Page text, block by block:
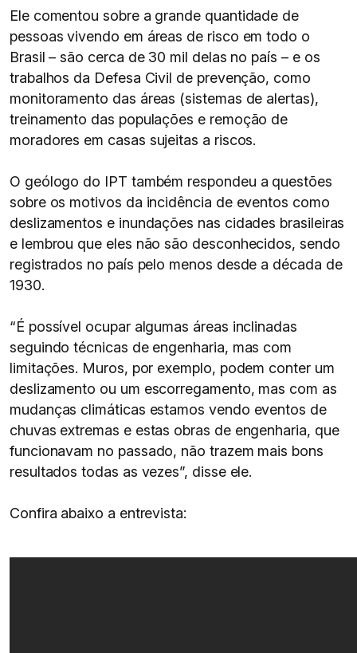
Ele comentou sobre a grande quantidade de
pessoas vivendo em áreas de risco em todo o
Brasil – são cerca de 30 mil delas no país – e os
trabalhos da Defesa Civil de prevenção, como
monitoramento das áreas (sistemas de alertas),
treinamento das populações e remoção de
moradores em casas sujeitas a riscos.
O geólogo do IPT também respondeu a questões
sobre os motivos da incidência de eventos como
deslizamentos e inundações nas cidades brasileiras
e lembrou que eles não são desconhecidos, sendo
registrados no país pelo menos desde a década de
1930.
“É possível ocupar algumas áreas inclinadas
seguindo técnicas de engenharia, mas com
limitações. Muros, por exemplo, podem conter um
deslizamento ou um escorregamento, mas com as
mudanças climáticas estamos vendo eventos de
chuvas extremas e estas obras de engenharia, que
funcionavam no passado, não trazem mais bons
resultados todas as vezes”, disse ele.
Confira abaixo a entrevista: